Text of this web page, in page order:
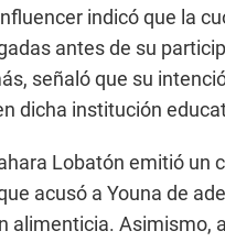
indicó que la
antes de su
señaló que su
dicha institución
Lobatón emitió un
acusó a Youna de
alimenticia. Asimismo,